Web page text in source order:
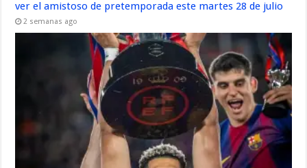
ver el amistoso de pretemporada este martes 28 de julio
2 semanas ago